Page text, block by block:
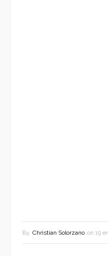
By Christian Solorzano on 19